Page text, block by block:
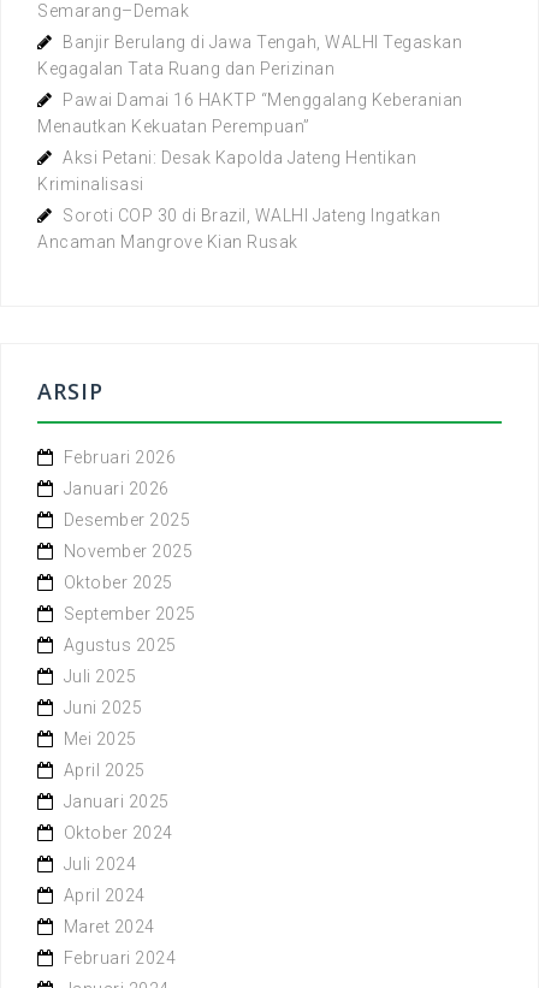
Semarang–Demak
Banjir Berulang di Jawa Tengah, WALHI Tegaskan
Kegagalan Tata Ruang dan Perizinan
Pawai Damai 16 HAKTP “Menggalang Keberanian
Menautkan Kekuatan Perempuan”
Aksi Petani: Desak Kapolda Jateng Hentikan
Kriminalisasi
Soroti COP 30 di Brazil, WALHI Jateng Ingatkan
Ancaman Mangrove Kian Rusak
ARSIP
Februari 2026
Januari 2026
Desember 2025
November 2025
Oktober 2025
September 2025
Agustus 2025
Juli 2025
Juni 2025
Mei 2025
April 2025
Januari 2025
Oktober 2024
Juli 2024
April 2024
Maret 2024
Februari 2024